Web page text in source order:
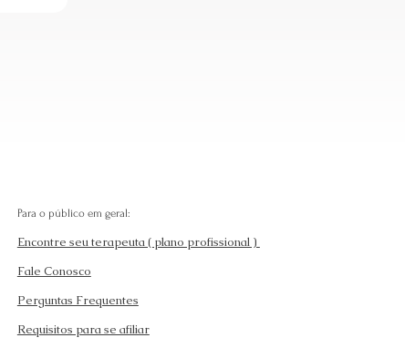
Para o público em geral:
Encontre seu terapeuta ( plano profissional )
Fale Conosco
Perguntas Frequentes
Requisitos para se afiliar